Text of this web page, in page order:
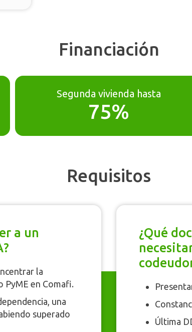
Financiación
Segunda vivienda hasta
75%
Requisitos
a un
la
en Comafi.
una
superado
¿Qué
Última